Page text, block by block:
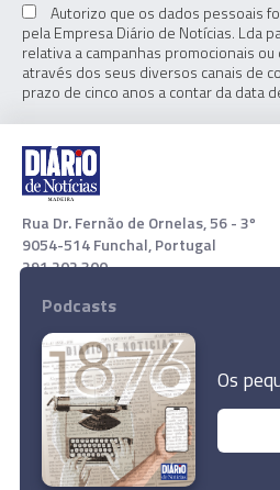
Produtores de leite
Governo
Autorizo que os dados pessoais
pela Empresa Diário de Notícias. Lda
relativa a campanhas promocionais ou
através dos seus diversos canais de
prazo de cinco anos a contar da data
Rua Dr. Fernão de Ornelas, 56 - 3º
9054-514 Funchal, Portugal
291 202 300
Download App
© 2021 Empresa Diário de Notícias,
Podcasts
Os